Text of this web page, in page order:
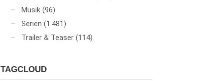
Musik (96)
Serien (1.481)
Trailer & Teaser (114)
TAGCLOUD